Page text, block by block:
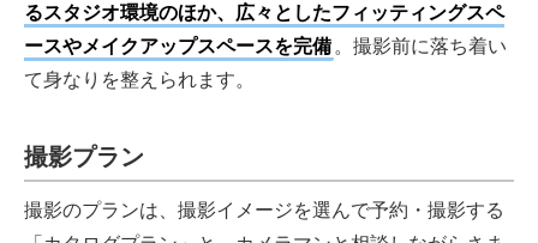
るスタジオ環境のほか、広々としたフィッティングスペ
ースやメイクアップスペースを完備。撮影前に落ち着い
て身なりを整えられます。
撮影プラン
撮影のプランは、撮影イメージを選んで予約・撮影する